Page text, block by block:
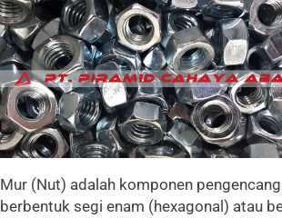
Mur (Nut) adalah komponen pengencang
berbentuk segi enam (hexagonal) atau